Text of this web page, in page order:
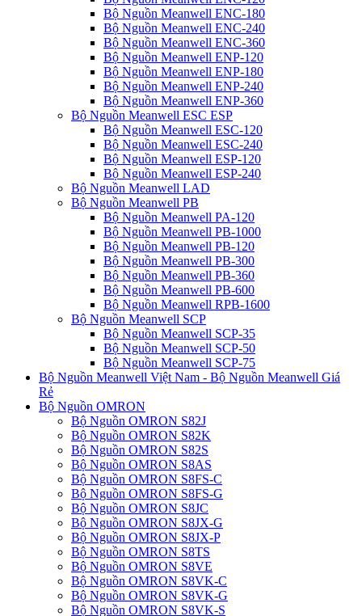
Bộ Nguồn Meanwell ENC-180
Bộ Nguồn Meanwell ENC-240
Bộ Nguồn Meanwell ENC-360
Bộ Nguồn Meanwell ENP-120
Bộ Nguồn Meanwell ENP-180
Bộ Nguồn Meanwell ENP-240
Bộ Nguồn Meanwell ENP-360
Bộ Nguồn Meanwell ESC ESP
Bộ Nguồn Meanwell ESC-120
Bộ Nguồn Meanwell ESC-240
Bộ Nguồn Meanwell ESP-120
Bộ Nguồn Meanwell ESP-240
Bộ Nguồn Meanwell LAD
Bộ Nguồn Meanwell PB
Bộ Nguồn Meanwell PA-120
Bộ Nguồn Meanwell PB-1000
Bộ Nguồn Meanwell PB-120
Bộ Nguồn Meanwell PB-300
Bộ Nguồn Meanwell PB-360
Bộ Nguồn Meanwell PB-600
Bộ Nguồn Meanwell RPB-1600
Bộ Nguồn Meanwell SCP
Bộ Nguồn Meanwell SCP-35
Bộ Nguồn Meanwell SCP-50
Bộ Nguồn Meanwell SCP-75
Bộ Nguồn Meanwell Việt Nam - Bộ Nguồn Meanwell Giá
Rẻ
Bộ Nguồn OMRON
Bộ Nguồn OMRON S82J
Bộ Nguồn OMRON S82K
Bộ Nguồn OMRON S82S
Bộ Nguồn OMRON S8AS
Bộ Nguồn OMRON S8FS-C
Bộ Nguồn OMRON S8FS-G
Bộ Nguồn OMRON S8JC
Bộ Nguồn OMRON S8JX-G
Bộ Nguồn OMRON S8JX-P
Bộ Nguồn OMRON S8TS
Bộ Nguồn OMRON S8VE
Bộ Nguồn OMRON S8VK-C
Bộ Nguồn OMRON S8VK-G
Bộ Nguồn OMRON S8VK-S